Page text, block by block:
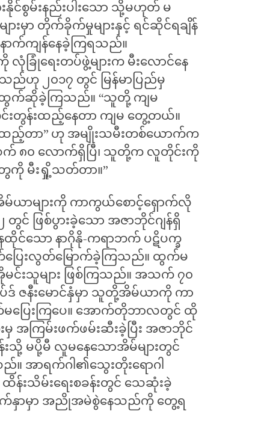
နိုင်စွမ်းနည်းပါးသော သို့မဟုတ် မ
မှာ တိုက်ခိုက်မှုများနှင့် ရင်ဆိုင်ရချိန်
က်ကျန်နေခဲ့ကြရသည်။
ြုံရေးတပ်ဖွဲ့များက မီးလောင်နေ
ဟု ၂၀၁၇ တွင် မြန်မာပြည်မှ
ထွက်ဆိုခဲ့ကြသည်။​ “သူတို့ ကျမ
းတွန်းထည့်နေတာ ကျမ တွေ့တယ်။
ည့်တာ” ဟု အမျိုးသမီးတစ်ယောက်က
၈၀ လောက်ရှိပြီ၊ သူတို့က လူတိုင်းကို
ေကို မီးရှို့သတ်တာ။”
ာများကို ကာကွယ်စောင့်ရှောက်လို
တွင် ဖြစ်ပွားခဲ့သော အဇာဘိုင်ဂျန်ရှိ
ေထိုင်သော နာဂိုနို-ကရာဘက် ပဋိပက္ခ
ြေးလွတ်မြောက်ခဲ့ကြသည်။ ထွက်မ
င်းသူများ ဖြစ်ကြသည်။ အသက် ၇၀
ဒ် ဇနီးမောင်နှံမှာ သူတို့အိမ်ယာကို ကာ
ပြေးကြပေ။ အောက်တိုဘာလတွင် ထို
မှ အကြမ်းဖက်ဖမ်းဆီးခဲ့ပြီး အဇာဘိုင်
းသို့ မပို့မီ လူမနေသောအိမ်များတွင်
။ အာရက်ဂါ၏သွေးတိုးရောဂါ
န်းသိမ်းရေးစခန်းတွင် သေဆုံးခဲ့
နှာမှာ အညိုအမဲစွဲနေသည်ကို တွေ့ရ